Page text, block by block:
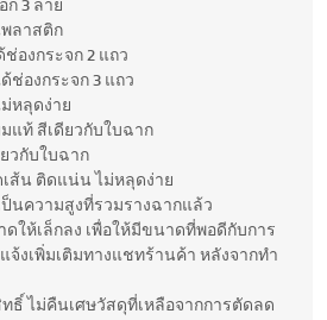
ก 3 ลาย
พลาสติก
ช่องกระจก 2 แถว
ช่องกระจก 3 แถว
หลุดง่าย
แท้ สีเดียวกับใบฉาก
วกับใบฉาก
ส้น ติดแน่น ไม่หลุดง่าย
นความสูงที่รวมรางฉากแล้ว
ให้เล็กลง เพื่อให้มีขนาดที่พอดีกับการ
จ้งเพิ่มเติมทางแชทร้านค้า หลังจากทำ
ธิ์ ไม่คืนเศษวัสดุที่เหลือจากการตัดลด